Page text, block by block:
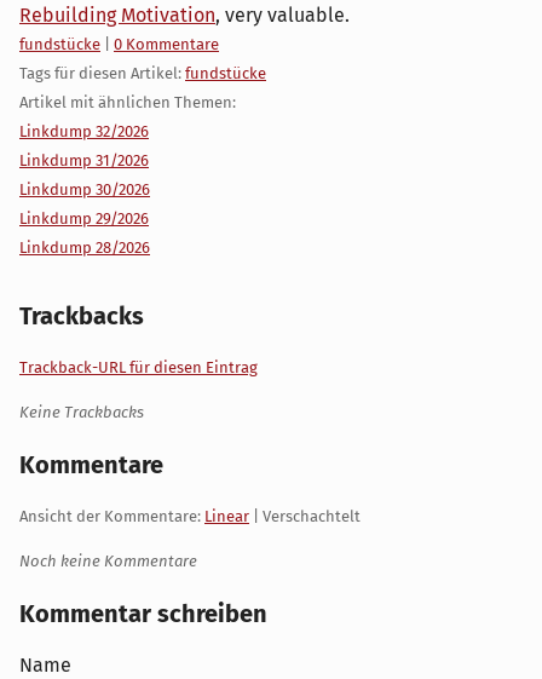
Rebuilding Motivation, very valuable.
Kategorien:
fundstücke
0 Kommentare
Tags für diesen Artikel: fundstücke
Artikel mit ähnlichen Themen:
Linkdump 32/2026
Linkdump 31/2026
Linkdump 30/2026
Linkdump 29/2026
Linkdump 28/2026
Trackbacks
Trackback-URL für diesen Eintrag
Keine Trackbacks
Kommentare
Ansicht der Kommentare: Linear | Verschachtelt
Noch keine Kommentare
Kommentar schreiben
Name